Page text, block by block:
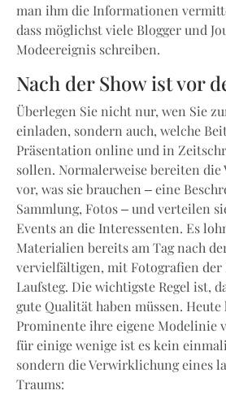
man ihm die Informationen
dass möglichst viele Blogger und
Modeereignis schreiben.
Nach der Show ist vor
Überlegen Sie nicht nur, wen Sie
einladen, sondern auch, welche
Präsentation online und in
sollen. Normalerweise bereiten die
vor, was sie brauchen – eine
Sammlung, Fotos – und verteilen
Events an die Interessenten. Es
Materialien bereits am Tag nach
vervielfältigen, mit Fotografien der
Laufsteg. Die wichtigste Regel ist,
gute Qualität haben müssen.
Prominente ihre eigene Modelinie
für einige wenige ist es kein
sondern die Verwirklichung eines
Traums: